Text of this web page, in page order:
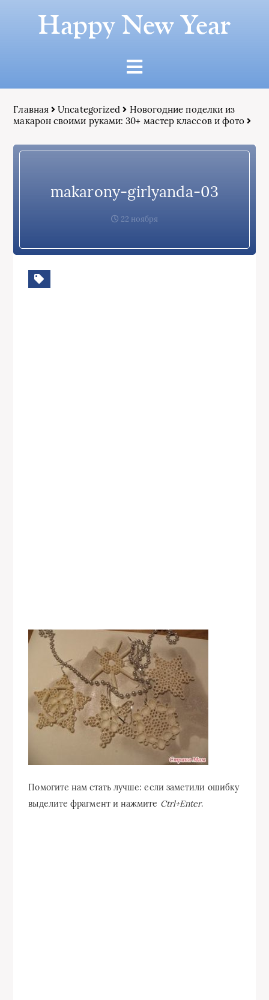
Happy New Year
Главная Uncategorized
Новогодние поделки из
макарон своими руками: 30+ мастер классов и фото
makarony-girlyanda-03
22 ноября
Помогите нам стать лучше: если заметили ошибку
выделите фрагмент и нажмите Ctrl+Enter.